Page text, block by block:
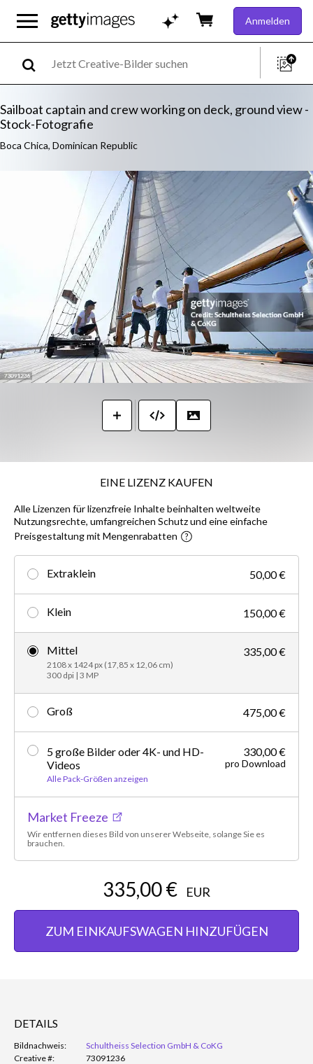
Anmelden
Sailboat captain and crew working on deck, ground view -
Stock-Fotografie
Boca Chica, Dominican Republic
EINE LIZENZ KAUFEN
Alle Lizenzen für lizenzfreie Inhalte beinhalten weltweite
Nutzungsrechte, umfangreichen Schutz und eine einfache
Preisgestaltung mit Mengenrabatten
Extraklein 50,00 €
Klein 150,00 €
Mittel
2108 x 1424 px (17,85 x 12,06 cm)
300 dpi | 3 MP
335,00 €
Groß 475,00 €
5 große Bilder oder 4K- und HD-
Videos
Alle Pack-Größen anzeigen
330,00 €
pro Download
Market Freeze
Wir entfernen dieses Bild von unserer Webseite, solange Sie es
brauchen.
335,00 € EUR
ZUM EINKAUFSWAGEN HINZUFÜGEN
DETAILS
Bildnachweis:
Schultheiss Selection GmbH & CoKG
Creative #:
73091236